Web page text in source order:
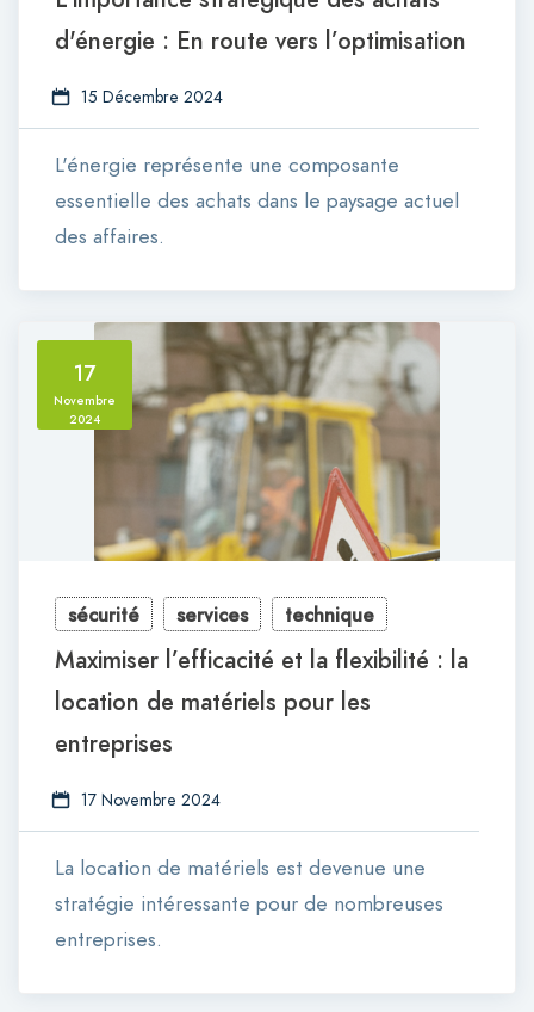
d'énergie : En route vers l’optimisation
15 Décembre 2024
L'énergie représente une composante
essentielle des achats dans le paysage actuel
des affaires.
17
Novembre
2024
sécurité services technique
Maximiser l’efficacité et la flexibilité : la
location de matériels pour les
entreprises
17 Novembre 2024
La location de matériels est devenue une
stratégie intéressante pour de nombreuses
entreprises.